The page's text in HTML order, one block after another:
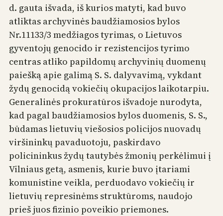
d. gauta išvada, iš kurios matyti, kad buvo
atliktas archyvinės baudžiamosios bylos
Nr.11133/3 medžiagos tyrimas, o Lietuvos
gyventojų genocido ir rezistencijos tyrimo
centras atliko papildomų archyvinių duomenų
paiešką apie galimą S. S. dalyvavimą, vykdant
žydų genocidą vokiečių okupacijos laikotarpiu.
Generalinės prokuratūros išvadoje nurodyta,
kad pagal baudžiamosios bylos duomenis, S. S.,
būdamas lietuvių viešosios policijos nuovadų
viršininkų pavaduotoju, paskirdavo
policininkus žydų tautybės žmonių perkėlimui į
Vilniaus getą, asmenis, kurie buvo įtariami
komunistine veikla, perduodavo vokiečių ir
lietuvių represinėms struktūroms, naudojo
prieš juos fizinio poveikio priemones.